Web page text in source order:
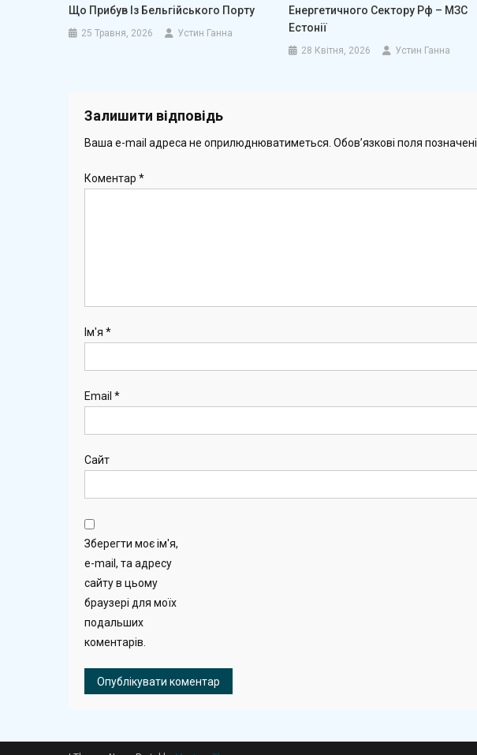
Що Прибув Із Бельгійського Порту
25 Травня, 2026 Устин Ганна
Енергетичного Сектору Рф – МЗС
Естонії
28 Квітня, 2026 Устин Ганна
Залишити відповідь
Ваша e-mail адреса не оприлюднюватиметься. Обов’язкові поля позначені
Коментар *
Ім'я *
Email *
Сайт
Зберегти моє ім'я,
e-mail, та адресу
сайту в цьому
браузері для моїх
подальших
коментарів.